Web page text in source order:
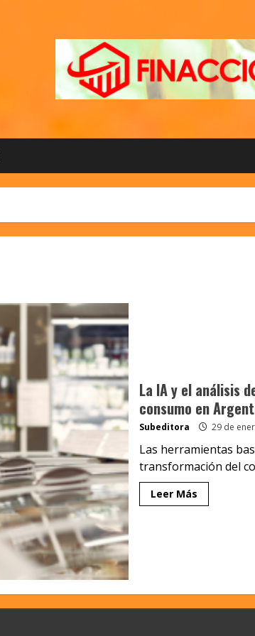
La IA y el análisis
consumo en
Subeditora 29 de
Las herramientas
transformación del
Leer Más